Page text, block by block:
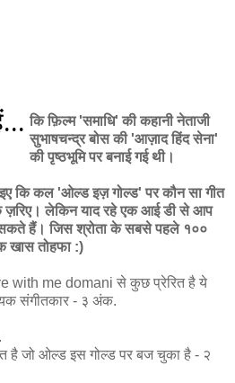
कि फ़िल्म 'समाधि' की कहानी नेताजी
सुभाषचन्द्र बोस की 'आज़ाद हिंद सेना'
की पृष्ठभूमि पर बनाई गई थी।
कि कल 'ओल्ड इज़ गोल्ड' पर कौन सा गीत
ज़रिए। लेकिन याद रहे एक आई डी से आप
हैं। जिस श्रोता के सबसे पहले १००
खास तोहफा :)
with me domani से कुछ प्रेरित है ये
संगीतकार - ३ अंक.
है जो ओल्ड इस गोल्ड पर बज चुका है - २